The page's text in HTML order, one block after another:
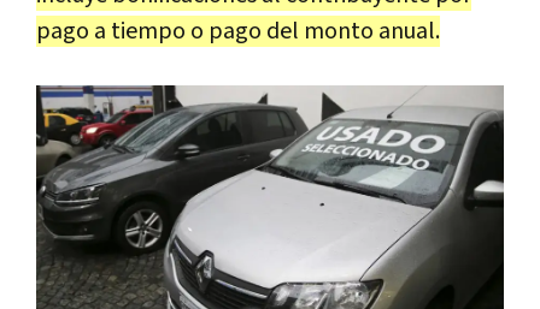
pago a tiempo o pago del monto anual.